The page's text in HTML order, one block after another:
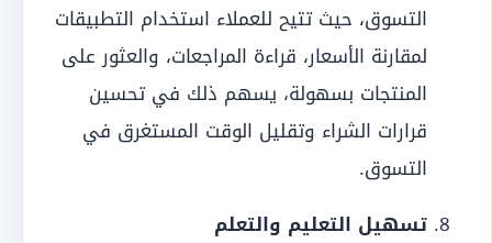
التسوق، حيث تتيح للعملاء استخدام التطبيقات
لمقارنة الأسعار، قراءة المراجعات، والعثور على
المنتجات بسهولة، يسهم ذلك في تحسين
قرارات الشراء وتقليل الوقت المستغرق في
التسوق.
تسهيل التعليم والتعلم